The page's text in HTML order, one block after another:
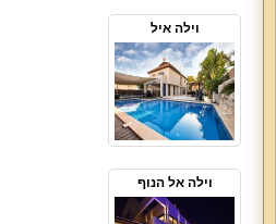
וילה איל
וילה אל הנוף